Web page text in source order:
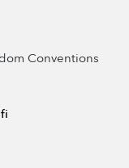
Conventions